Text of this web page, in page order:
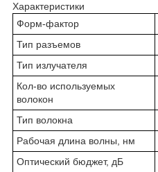
Характеристики
Форм-фактор
Тип разъемов
Тип излучателя
Кол-во используемых
волокон
Тип волокна
Рабочая длина волны, нм
Оптический бюджет, дБ